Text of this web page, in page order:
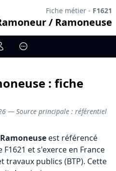
Fiche métier - F1621
/ Ramoneuse
: fiche
— Source principale : référentiel
est référencé
et s'exerce en France
travaux publics (BTP). Cette